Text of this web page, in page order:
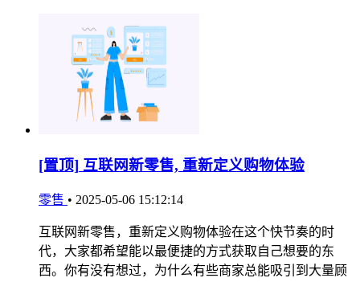
[置顶] 互联网新零售, 重新定义购物体验
零售 • 2025-05-06 15:12:14
互联网新零售，重新定义购物体验在这个快节奏的时
代，大家都希望能以最便捷的方式获取自己想要的东
西。你有没有想过，为什么有些商家总能吸引到大量顾